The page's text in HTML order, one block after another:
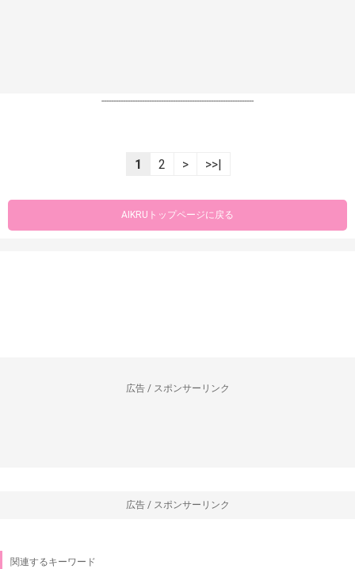
----------------------------------------------------------------
1 2 > >>|
AIKRUトップページに戻る
広告 / スポンサーリンク
広告 / スポンサーリンク
関連するキーワード